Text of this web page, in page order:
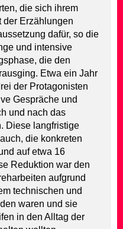
die sich ihrem
der Erzählungen
dafür, so die
und intensive
die den
Etwa ein Jahr
der Protagonisten
Gespräche und
und nach das
Diese langfristige
die konkreten
auf etwa 16
Reduktion war den
aufgrund
technischen und
waren und sie
in den Alltag der